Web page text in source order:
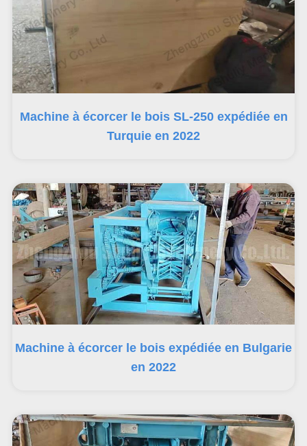
Machine à écorcer le bois SL-250 expédiée en
Turquie en 2022
Machine à écorcer le bois expédiée en Bulgarie
en 2022